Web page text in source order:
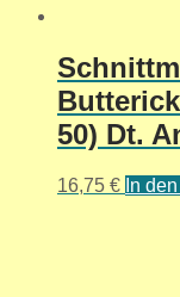
50) Dt.
16,75 € In